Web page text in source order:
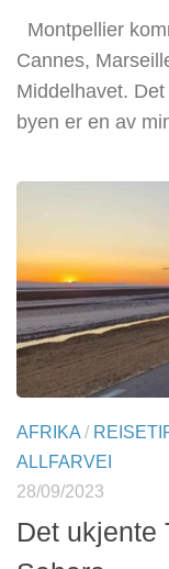
Montpellier
Cannes,
Middelhavet.
byen er en av
AFRIKA /
ALLFARVEI
28/09/2023
Det ukjente